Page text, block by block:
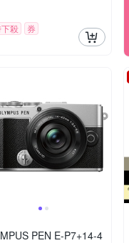
殺 券
PEN E-P7+14-4